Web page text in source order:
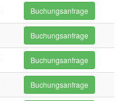
Buchungsanfrage
Buchungsanfrage
Buchungsanfrage
Buchungsanfrage